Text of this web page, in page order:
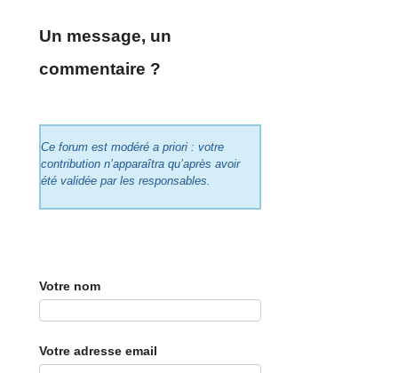
Un message, un
commentaire ?
Ce forum est modéré a priori : votre
contribution n’apparaîtra qu’après avoir
été validée par les responsables.
Votre nom
Votre adresse email